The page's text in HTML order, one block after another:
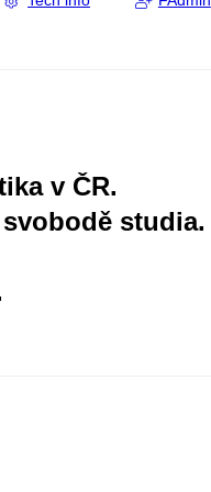
v ČR.
studia.